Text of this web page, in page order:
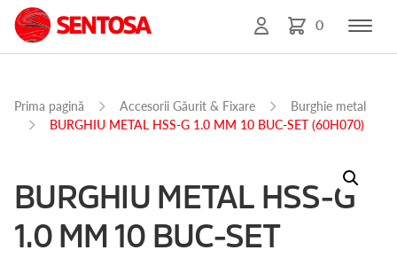
0
Prima pagină Accesorii Găurit & Fixare
Burghie metal
BURGHIU METAL HSS-G 1.0 MM 10 BUC-SET (60H070)
BURGHIU METAL HSS-G
1.0 MM 10 BUC-SET